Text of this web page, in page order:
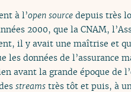
à l’open source depuis très
2000, que la CNAM,
il y avait une maîtrise et
données de l’assurance
avant la grande époque de
streams très tôt et puis, à